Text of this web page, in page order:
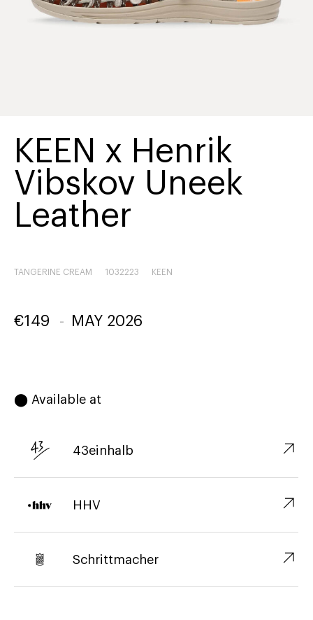
KEEN x Henrik
Vibskov Uneek
Leather
TANGERINE CREAM 1032223 KEEN
€149 - MAY 2026
⬤ Available at
43einhalb ↗︎
HHV ↗︎
Schrittmacher ↗︎